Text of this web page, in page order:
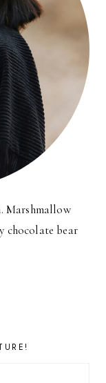
Marshmallow
chocolate bear